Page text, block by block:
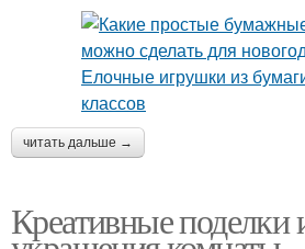
читать дальше →
Креативные поделки